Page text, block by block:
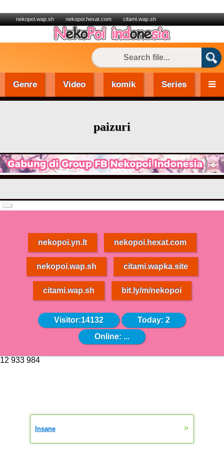
nekopoi.wap.sh nekopoi.hexat.com citami.wap.sh
Genre Video komik Series
paizuri
nekopoi.yn.lt nekopoi.hexat.com
nekopoi.wap.sh citami.wapka.site
citami.wap.sh bit.ly/m/nekopoi
Visitor:14132
Today: 2
Online: ...
12 933 984
Insane »